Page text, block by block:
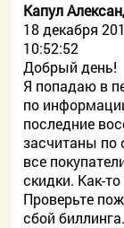
Капул
18 декабря
10:52:52
Добрый день!
Я попадаю в
по
последние
засчитаны по
все
скидки. Как-
Проверьте
сбой